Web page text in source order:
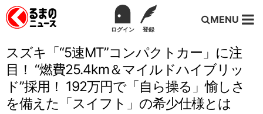
ログイン 登録
MENU
スズキ「“5速MT”コンパクトカー」に注
目！ “燃費25.4km＆マイルドハイブリッ
ド”採用！ 192万円で「自ら操る」愉しさ
を備えた「スイフト」の希少仕様とは